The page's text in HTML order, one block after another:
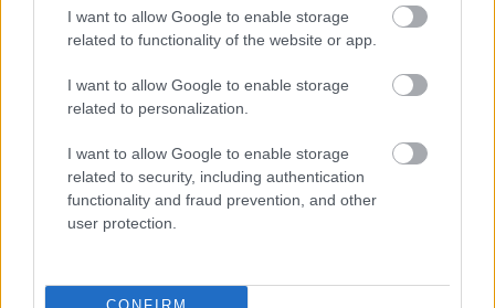
I want to allow Google to enable storage
related to functionality of the website or app.
I want to allow Google to enable storage
related to personalization.
I want to allow Google to enable storage
related to security, including authentication
functionality and fraud prevention, and other
user protection.
CONFIRM
emelkedhet a következő napokban